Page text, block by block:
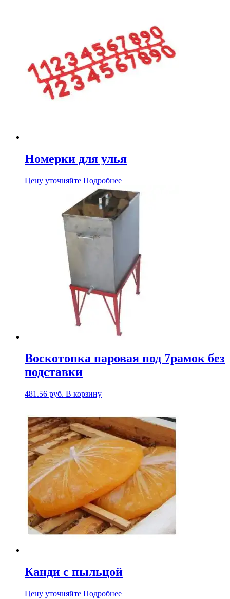
Номерки для улья
Цену уточняйте Подробнее
Воскотопка паровая под 7рамок без
подставки
481.56 руб. В корзину
Канди с пыльцой
Цену уточняйте Подробнее